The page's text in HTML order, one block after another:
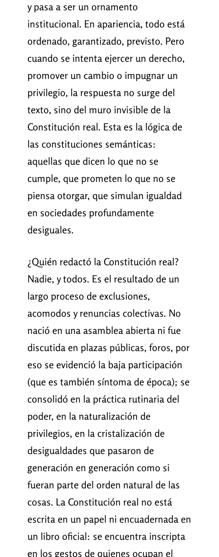
y pasa a ser un ornamento
institucional. En apariencia, todo está
ordenado, garantizado, previsto. Pero
cuando se intenta ejercer un derecho,
promover un cambio o impugnar un
privilegio, la respuesta no surge del
texto, sino del muro invisible de la
Constitución real. Esta es la lógica de
las constituciones semánticas:
aquellas que dicen lo que no se
cumple, que prometen lo que no se
piensa otorgar, que simulan igualdad
en sociedades profundamente
desiguales.
¿Quién redactó la Constitución real?
Nadie, y todos. Es el resultado de un
largo proceso de exclusiones,
acomodos y renuncias colectivas. No
nació en una asamblea abierta ni fue
discutida en plazas públicas, foros, por
eso se evidenció la baja participación
(que es también síntoma de época); se
consolidó en la práctica rutinaria del
poder, en la naturalización de
privilegios, en la cristalización de
desigualdades que pasaron de
generación en generación como si
fueran parte del orden natural de las
cosas. La Constitución real no está
escrita en un papel ni encuadernada en
un libro oficial: se encuentra inscripta
en los gestos de quienes ocupan el